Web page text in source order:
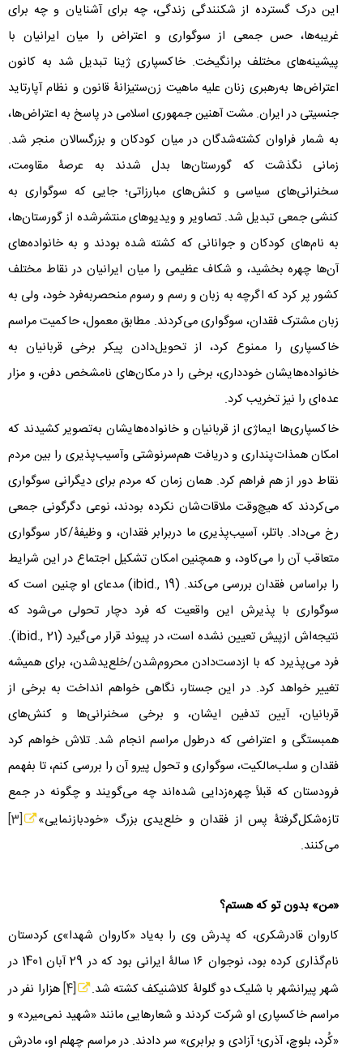
این درک گسترده از شکنندگی زندگی، چه برای آشنایان و چه برای
غریبه‌ها، حس جمعی از سوگواری و اعتراض را میان ایرانیان با
پیشینه‌های مختلف برانگیخت. خاکسپاری ژینا تبدیل شد به کانون
اعتراض‌ها به‌رهبری زنان علیه ماهیت زن‌ستیزانۀ قانون و نظام آپارتاید
جنسیتی در ایران. مشت آهنین جمهوری اسلامی در پاسخ به اعتراض‌ها،
به شمار فراوان کشته‌شدگان در میان کودکان و بزرگسالان منجر شد.
زمانی نگذشت که گورستان‌ها بدل شدند به عرصۀ مقاومت،
سخنرانی‌های سیاسی و کنش‌های مبارزاتی؛ جایی که سوگواری به
کنشی جمعی تبدیل شد. تصاویر و ویدیوهای منتشرشده از گورستان‌ها،
به نام‌های کودکان و جوانانی که کشته شده بودند و به خانواده‌های
آن‌ها چهره‌ بخشید، و شکاف عظیمی را میان ایرانیان در نقاط مختلف
کشور پر کرد که اگرچه به زبان و رسم و رسوم منحصربه‌فرد خود، ولی به
زبان مشترک فقدان، سوگواری می‌کردند. مطابق معمول، حاکمیت مراسم
خاکسپاری را ممنوع کرد، از تحویل‌دادن پیکر برخی قربانیان به
خانواده‌هایشان خودداری، برخی را در مکان‌های نامشخص دفن، و مزار
عده‌ای را نیز تخریب کرد.
خاکسپاری‌ها ایماژی از قربانیان و خانواده‌هایشان به‌تصویر کشیدند که
امکان همذات‌پنداری و دریافت هم‌سرنوشتی وآسیب‌پذیری را بین مردم
نقاط دور از هم فراهم کرد. همان زمان که مردم برای دیگرانی سوگواری
می‌کردند که هیچ‌وقت ملاقات‌شان نکرده بودند، نوعی دگرگونی جمعی
رخ می‌داد. باتلر، آسیب‌پذیری ما دربرابر فقدان، و وظیفۀ/کار سوگواری
متعاقب آن را می‌کاود، و همچنین امکان تشکیل اجتماع در این شرایط
را براساس فقدان بررسی می‌کند. (ibid., 19) مدعای او چنین است که
سوگواری با پذیرش این واقعیت که فرد دچار تحولی می‌شود که
نتیجه‌اش ازپیش تعیین نشده است، در پیوند قرار می‌گیرد (ibid., 21
).
فرد می‌پذیرد که با ازدست‌دادن محروم‌شدن/خلع‌یدشدن، برای همیشه
تغییر خواهد کرد. در این جستار، نگاهی خواهم انداخت به برخی از
قربانیان، آیین تدفین ایشان، و برخی سخنرانی‌ها و کنش‌های
همبستگی و اعتراضی که درطول مراسم انجام شد. تلاش خواهم کرد
فقدان و سلب‌مالکیت، سوگواری و تحول پیرو آن را بررسی کنم، تا بفهمم
فرودستان که قبلاً چهره‌زدایی شده‌اند چه می‌گویند و چگونه در جمع
تازه‌شکل‌گرفتۀ پس از فقدان و خلع‌یدی بزرگ «خودبازنمایی»
[3]
می‌کنند.
«من» بدون تو که هستم؟
کاروان قادرشکری، که پدرش وی را به‌یاد «کاروان شهدا»ی کردستان
نام‌گذاری کرده بود، نوجوان ۱۶سالۀ ایرانی بود که در 29آبان 1401 در
شهر پیرانشهر با شلیک دو گلولۀ کلاشنیکف کشته شد.
[4]هزارا نفر در
مراسم خاکسپاری او شرکت کردند و شعارهایی مانند «شهید نمی‌میرد» و
«کُرد، بلوچ، آذری؛ آزادی و برابری» سر دادند. در مراسم چهلم او، مادرش